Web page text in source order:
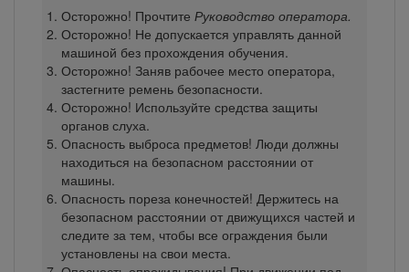
Осторожно! Прочтите Руководство оператора.
Осторожно! Не допускается управлять данной
машиной без прохождения обучения.
Осторожно! Заняв рабочее место оператора,
застегните ремень безопасности.
Осторожно! Используйте средства защиты
органов слуха.
Опасность выброса предметов! Люди должны
находиться на безопасном расстоянии от
машины.
Опасность пореза конечностей! Держитесь на
безопасном расстоянии от движущихся частей и
следите за тем, чтобы все ограждения были
установлены на свои места.